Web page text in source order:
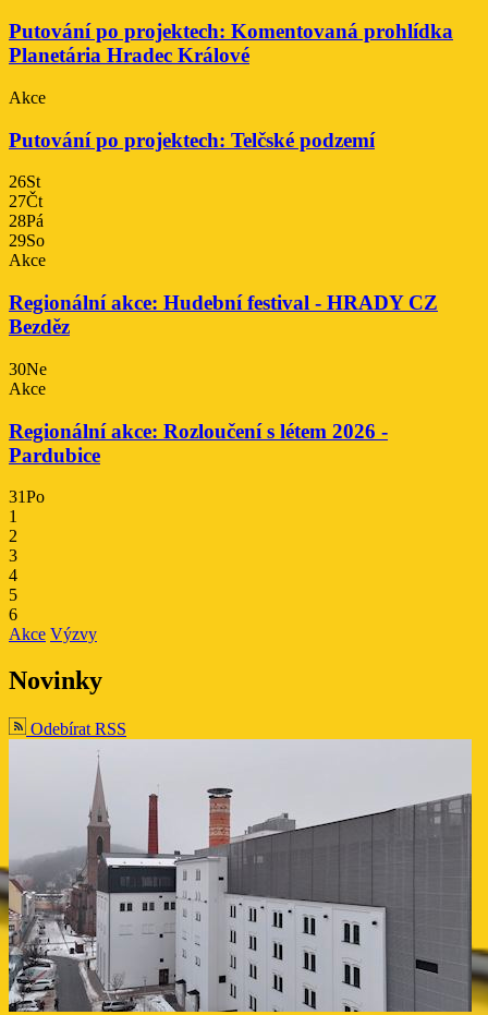
Putování po projektech: Komentovaná prohlídka
Planetária Hradec Králové
Akce
Putování po projektech: Telčské podzemí
26St
27Čt
28Pá
29So
Akce
Regionální akce: Hudební festival - HRADY CZ
Bezděz
30Ne
Akce
Regionální akce: Rozloučení s létem 2026 -
Pardubice
31Po
1
2
3
4
5
6
Akce Výzvy
Novinky
Odebírat RSS